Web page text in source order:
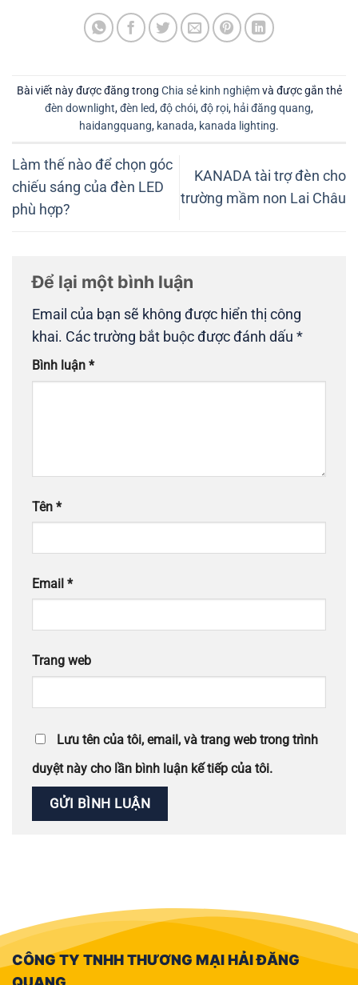
Bài viết này được đăng trong Chia sẻ kinh nghiệmvà được gắn thẻ
đèn downlight,đèn led,độ chói,độ rọi, hải đăng quang,
haidangquang, kanada, kanada lighting.
Làm thế nào để chọn góc
chiếu sáng của đèn LED
phù hợp?
KANADA tài trợ đèn cho
trường mầm non Lai Châu
Để lại một bình luận
Email của bạn sẽ không được hiển thị công
khai. Các trường bắt buộc được đánh dấu *
Bình luận *
Tên *
Email *
Trang web
Lưu tên của tôi, email, và trang web trong trình
duyệt này cho lần bình luận kế tiếp của tôi.
CÔNG TY TNHH THƯƠNG MẠI HẢI ĐĂNG